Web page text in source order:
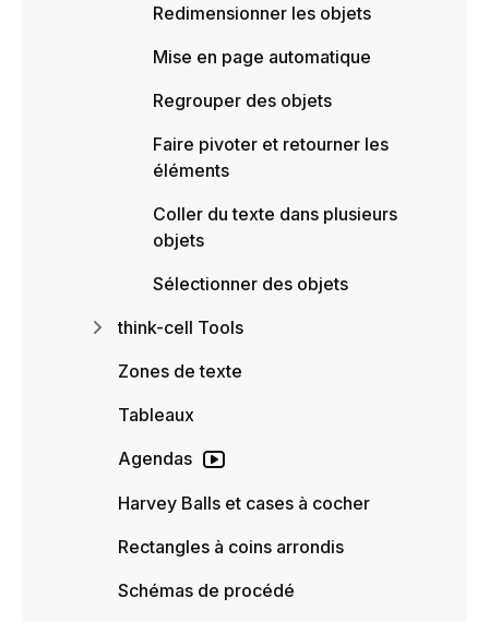
Redimensionner les objets
Mise en page automatique
Regrouper des objets
Faire pivoter et retourner les
éléments
Coller du texte dans plusieurs
objets
Sélectionner des objets
think-cell Tools
Zones de texte
Tableaux
Agendas
Harvey Balls et cases à cocher
Rectangles à coins arrondis
Schémas de procédé